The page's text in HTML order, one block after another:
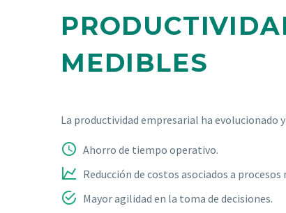
MEDIBLES
La productividad empresarial ha evolucionado

 Ahorro de tiempo operativo.

 Reducción de costos asociados a procesos

 Mayor agilidad en la toma de decisiones.